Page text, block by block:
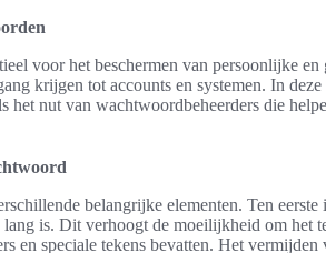
voor het beschermen van persoonlijke
krijgen tot accounts en systemen. In
het nut van wachtwoordbeheerders die
belangrijke elementen. Ten
is. Dit verhoogt de moeilijkheid om het
en speciale tekens bevatten. Het